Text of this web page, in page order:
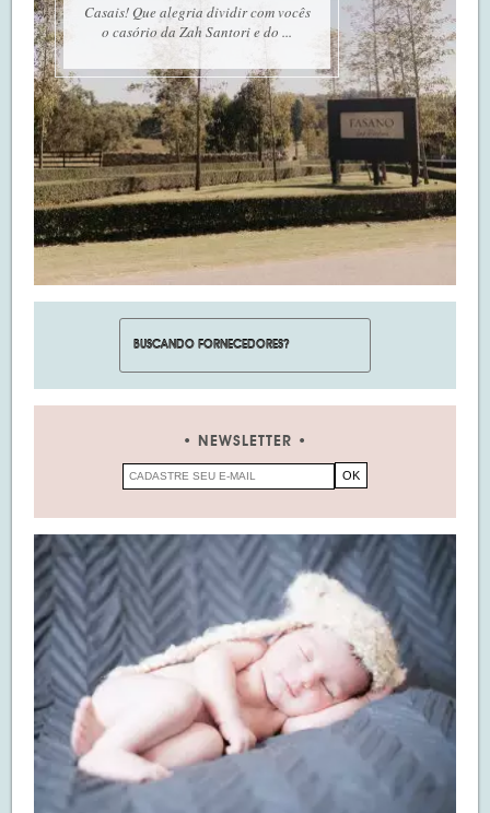
Casais! Que alegria dividir com vocês
o casório da Zah Santori e do ...
NEWSLETTER